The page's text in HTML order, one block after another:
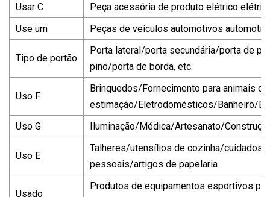
Usar C
Peça acessória de produto elétrico
Use um
Peças de veículos automotivos
Tipo de portão
Porta lateral/porta secundária/porta de
pino/porta de borda, etc.
Uso F
Brinquedos/Fornecimento para animais de
estimação/Eletrodomésticos/Banheiro/
Uso G
Iluminação/Médica/Artesanato/
Uso E
Talheres/utensílios de cozinha/cuidados
pessoais/artigos de papelaria
Usado
Produtos de equipamentos esportivos